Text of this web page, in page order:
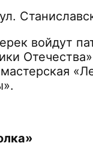
войдут